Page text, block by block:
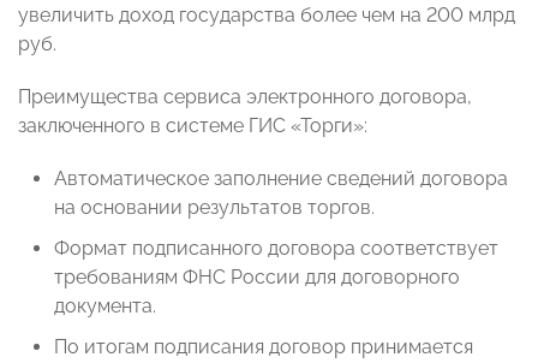
увеличить доход государства более чем на 200 млрд
руб.
Преимущества сервиса электронного договора,
заключенного в системе ГИС «Торги»:
Автоматическое заполнение сведений договора
на основании результатов торгов.
Формат подписанного договора соответствует
требованиям ФНС России для договорного
документа.
По итогам подписания договор принимается